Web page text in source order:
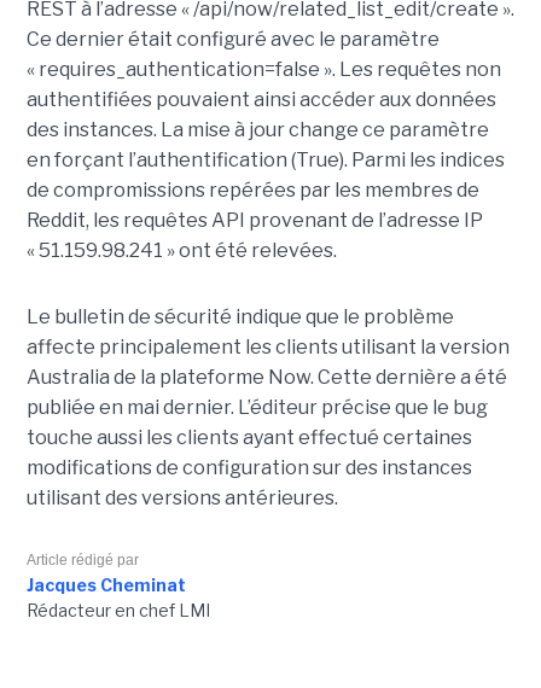
REST à l’adresse « /api/now/related_list_edit/create ».
Ce dernier était configuré avec le paramètre
« requires_authentication=false ». Les requêtes non
authentifiées pouvaient ainsi accéder aux données
des instances. La mise à jour change ce paramètre
en forçant l’authentification (True). Parmi les indices
de compromissions repérées par les membres de
Reddit, les requêtes API provenant de l’adresse IP
« 51.159.98.241 » ont été relevées.
Le bulletin de sécurité indique que le problème
affecte principalement les clients utilisant la version
Australia de la plateforme Now. Cette dernière a été
publiée en mai dernier. L’éditeur précise que le bug
touche aussi les clients ayant effectué certaines
modifications de configuration sur des instances
utilisant des versions antérieures.
Article rédigé par
Jacques Cheminat
Rédacteur en chef LMI